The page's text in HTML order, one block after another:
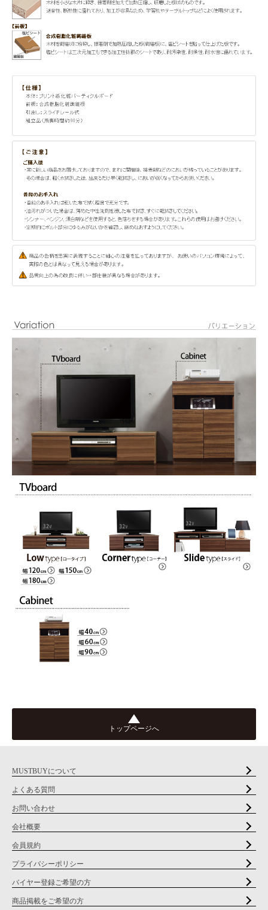
トップページへ
MUSTBUYについて
よくある質問
お問い合わせ
会社概要
会員規約
プライバシーポリシー
バイヤー登録ご希望の方
商品掲載をご希望の方